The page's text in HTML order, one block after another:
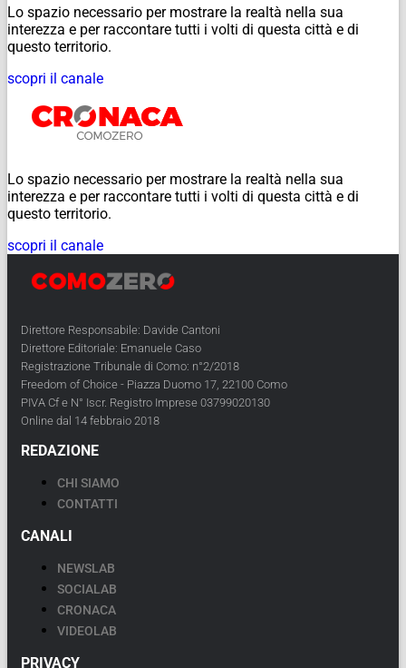
Lo spazio necessario per mostrare la realtà nella sua
interezza e per raccontare tutti i volti di questa città e di
questo territorio.
scopri il canale
Lo spazio necessario per mostrare la realtà nella sua
interezza e per raccontare tutti i volti di questa città e di
questo territorio.
scopri il canale
Direttore Responsabile: Davide Cantoni
Direttore Editoriale: Emanuele Caso
Registrazione Tribunale di Como: n°2/2018
Freedom of Choice - Piazza Duomo 17, 22100 Como
PIVA Cf e N° Iscr. Registro Imprese 03799020130
Online dal 14 febbraio 2018
REDAZIONE
CHI SIAMO
CONTATTI
CANALI
NEWSLAB
SOCIALAB
CRONACA
VIDEOLAB
PRIVACY